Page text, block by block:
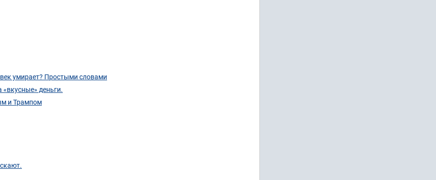
умирает? Простыми словами
«вкусные» деньги.
и Трампом